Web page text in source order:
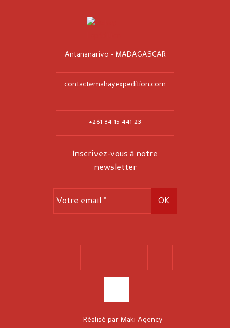
Antananarivo - MADAGASCAR
contact@mahayexpedition.com
+261 34 15 441 23
Inscrivez-vous à notre
newsletter
Réalisé par Maki Agency